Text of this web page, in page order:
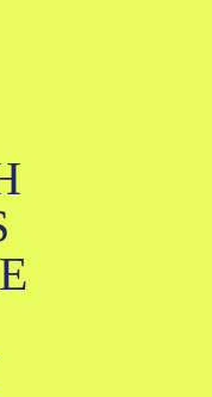
商品